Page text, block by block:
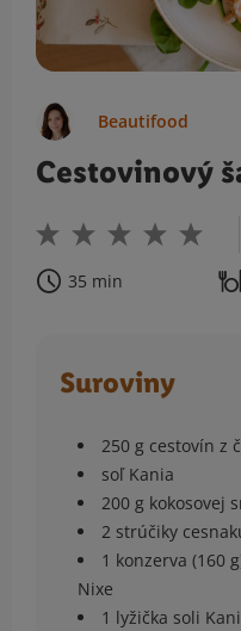
Beautifood
Cestovinový
35 min
Suroviny
250 g cestovín z
soľ Kania
200 g kokosovej
2 strúčiky
1 konzerva (160
Nixe
1 lyžička soli